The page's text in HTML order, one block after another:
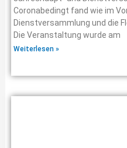
Coronabedingt fand wie im
Dienstversammlung und die
Die Veranstaltung wurde am
Weiterlesen »